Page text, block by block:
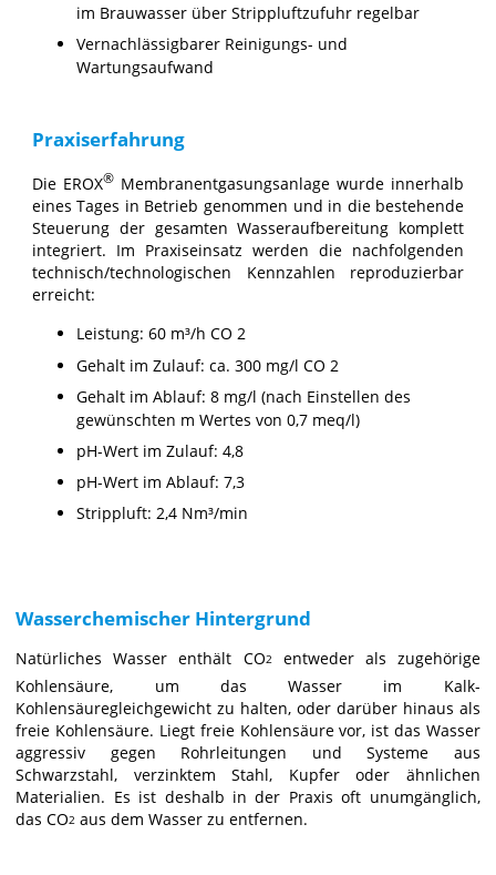
im Brauwasser über Strippluftzufuhr regelbar
Vernachlässigbarer Reinigungs- und
Wartungsaufwand
Praxiserfahrung
Die EROX®Membranentgasungsanlage wurde innerhalb
eines Tages in Betrieb genommen und in die bestehende
Steuerung der gesamten Wasseraufbereitung komplett
integriert. Im Praxiseinsatz werden die nachfolgenden
technisch/technologischen Kennzahlen reproduzierbar
erreicht:
Leistung: 60 m³/h CO 2
Gehalt im Zulauf: ca. 300 mg/l CO 2
Gehalt im Ablauf: 8 mg/l (nach Einstellen des
gewünschten m Wertes von 0,7 meq/l)
pH-Wert im Zulauf: 4,8
pH-Wert im Ablauf: 7,3
Strippluft: 2,4 Nm³/min
Wasserchemischer Hintergrund
Natürliches Wasser enthält CO2entweder als zugehörige
Kohlensäure, um das Wasser im Kalk-
Kohlensäuregleichgewicht zu halten, oder darüber hinaus als
freie Kohlensäure. Liegt freie Kohlensäure vor, ist das Wasser
aggressiv gegen Rohrleitungen und Systeme aus
Schwarzstahl, verzinktem Stahl, Kupfer oder ähnlichen
Materialien. Es ist deshalb in der Praxis oft unumgänglich,
das CO2 aus dem Wasser zu entfernen.